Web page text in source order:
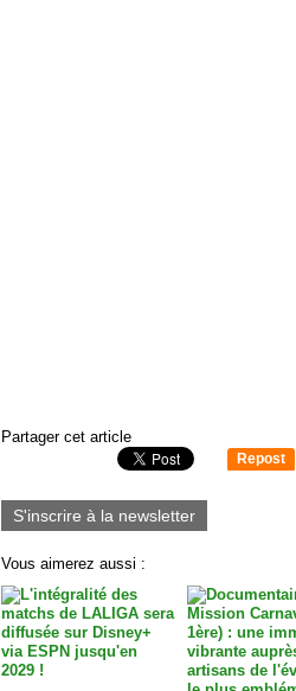
Partager cet article
Repost
S'inscrire à la newsletter
Vous aimerez aussi :